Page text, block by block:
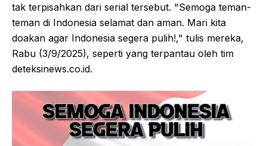
tak terpisahkan dari serial tersebut. "Semoga teman-
teman di Indonesia selamat dan aman. Mari kita
doakan agar Indonesia segera pulih!," tulis mereka,
Rabu (3/9/2025), seperti yang terpantau oleh tim
deteksinews.co.id.